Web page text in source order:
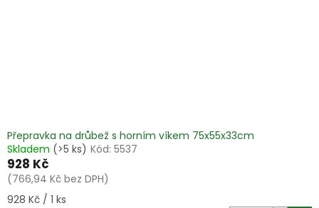
Přepravka na drůbež s horním víkem 75x55x33cm
Skladem (>5 ks) Kód: 5537
928 Kč
(766,94 Kč bez DPH)
Měrná
928 Kč / 1 ks